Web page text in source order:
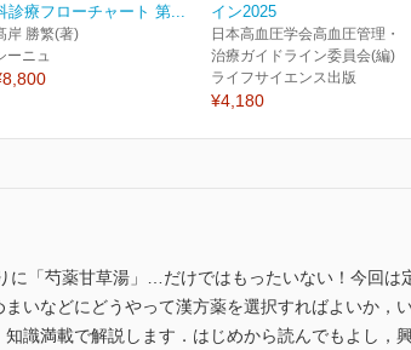
診療フローチャート 第...
岸 勝繁(著)
ーニュ
イン2025
日本高血圧学会高血圧管理・
治療ガイドライン委員会(編)
ライフサイエンス出版
¥4,180
「芍薬甘草湯」…だけではもったいない！今回は
いなどにどうやって漢方薬を選択すればよいか，
識満載で解説します．はじめから読んでもよし，